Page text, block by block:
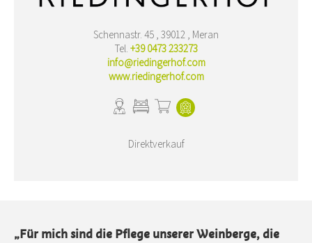
Schennastr. 45 , 39012 , Meran
Tel.+39 0473 233273
info@riedingerhof.com
www.riedingerhof.com
Direktverkauf
„Für mich sind die Pflege unserer Weinberge, die